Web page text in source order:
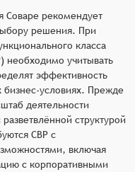
Соваре рекомендует
решения. При
класса
необходимо учитывать
эффективность
бизнес-условиях. Прежде
деятельности
структурой
СВР с
включая
с корпоративными